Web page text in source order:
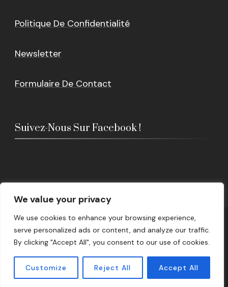
We value your privacy
We use cookies to enhance your browsing experience,
serve personalized ads or content, and analyze our traffic.
By clicking "Accept All", you consent to our use of cookies.
Customize Reject All Accept All
Politique De Confidentialité
Newsletter
Formulaire De Contact
Suivez-Nous Sur Facebook !
© Copyright 2026 Epicerie Lusitania. Tous droits
réservés.
Beauty Salon Lite | Développé par Blossom Themes.
Propulsé par WordPress.Politique de confidentialité